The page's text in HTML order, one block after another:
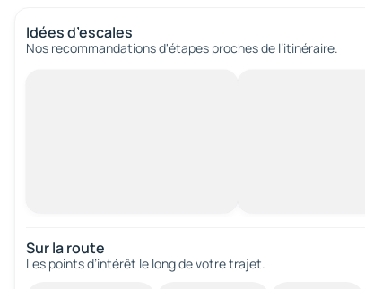
Idées d’escales
Nos recommandations d'étapes proches de l’itinéraire.
Sur la route
Les points d’intérêt le long de votre trajet.